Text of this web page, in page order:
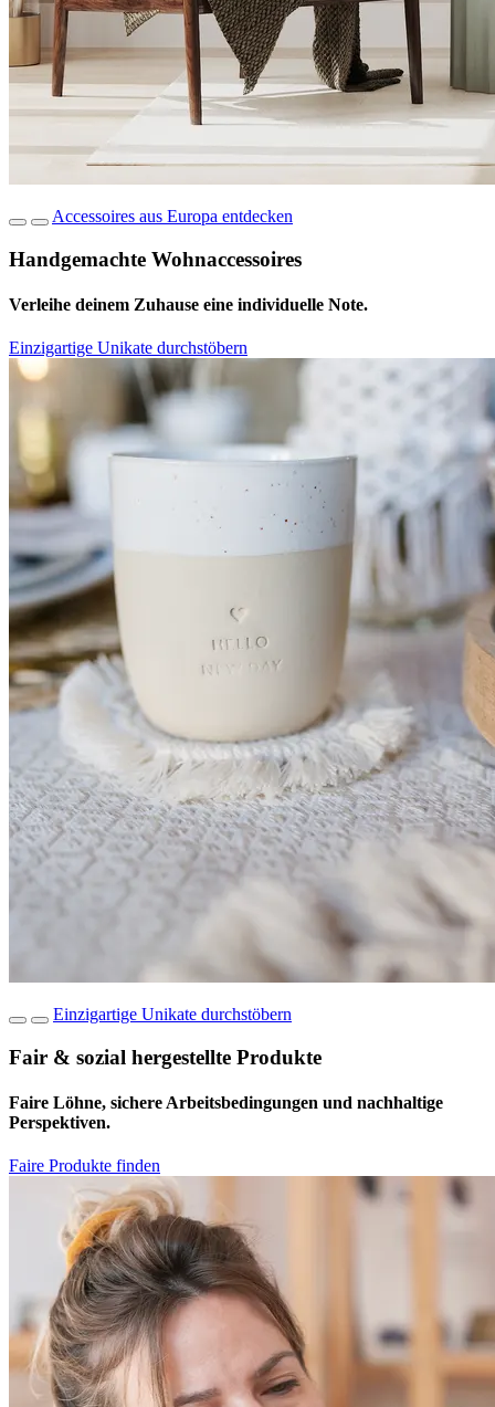
Accessoires aus Europa entdecken
Handgemachte Wohnaccessoires
Verleihe deinem Zuhause eine individuelle Note.
Einzigartige Unikate durchstöbern
Einzigartige Unikate durchstöbern
Fair & sozial hergestellte Produkte
Faire Löhne, sichere Arbeitsbedingungen und nachhaltige
Perspektiven.
Faire Produkte finden